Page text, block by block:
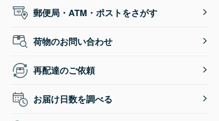
郵便局・ATM・ポストをさがす
荷物のお問い合わせ
再配達のご依頼
お届け日数を調べる